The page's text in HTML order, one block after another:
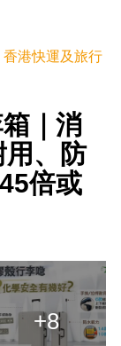
間
港快運及旅行
｜消
、防
倍或
+8